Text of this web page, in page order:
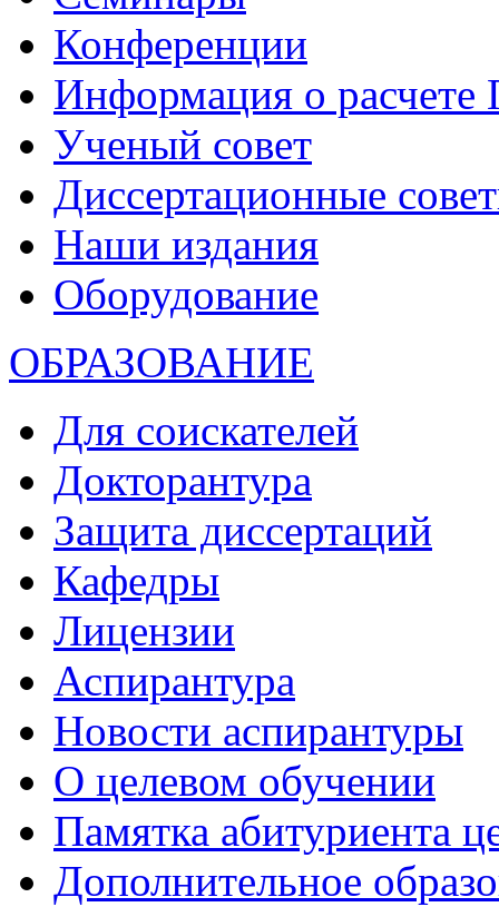
Конференции
Информация о
Ученый совет
Диссертационные
Наши издания
Оборудование
ОБРАЗОВАНИЕ
Для соискателей
Докторантура
Защита диссертаций
Кафедры
Лицензии
Аспирантура
Новости аспирантуры
О целевом обучении
Памятка абитуриента
Дополнительное